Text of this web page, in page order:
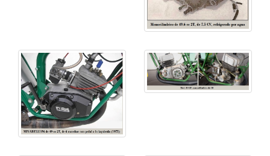
motocicletas racing con el nombre Garelli sobre el
tanque. La marca fabricó esencialmente motores de
50 cc para equipar escúteres. La sociedad es
propiedad de Yamaha.
La producción se “afina” técnicamente, con motores
punta como:
• RV 4A 50 con refrigeración líquida,